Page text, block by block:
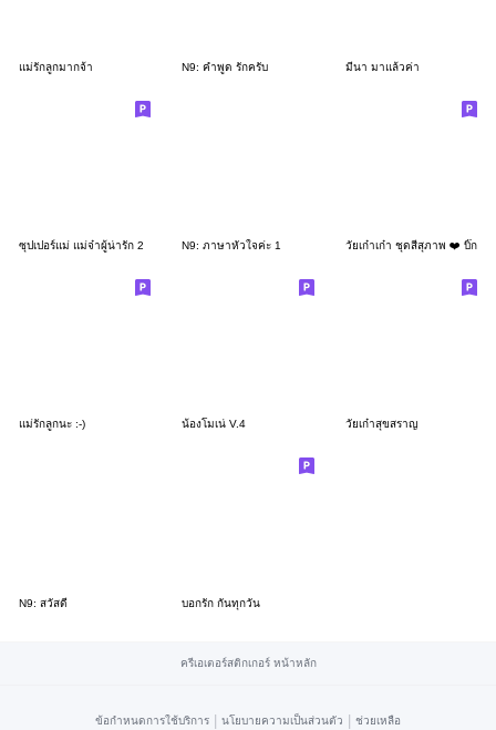
แม่รักลูกมากจ้า N9: คำพูด รักครับ มีนา มาแล้วค่า
ซุปเปอร์แม่ แม่จ๋าผู้น่ารัก 2 N9: ภาษาหัวใจค่ะ 1 วัยเก๋าเก๋า ชุดสีสุภาพ ❤️ บิ๊ก
แม่รักลูกนะ :-) น้องโมเน่ V.4 วัยเก๋าสุขสราญ
N9: สวัสดี บอกรัก กันทุกวัน
ครีเอเตอร์สติกเกอร์ หน้าหลัก
ข้อกำหนดการใช้บริการ | นโยบายความเป็นส่วนตัว | ช่วยเหลือ